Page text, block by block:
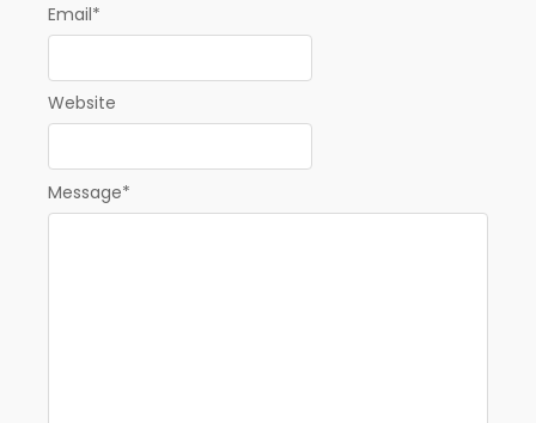
Message*
Email*
Website